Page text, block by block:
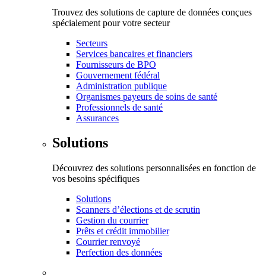
Trouvez des solutions de capture de données conçues
spécialement pour votre secteur
Secteurs
Services bancaires et financiers
Fournisseurs de BPO
Gouvernement fédéral
Administration publique
Organismes payeurs de soins de santé
Professionnels de santé
Assurances
Solutions
Découvrez des solutions personnalisées en fonction de
vos besoins spécifiques
Solutions
Scanners d’élections et de scrutin
Gestion du courrier
Prêts et crédit immobilier
Courrier renvoyé
Perfection des données